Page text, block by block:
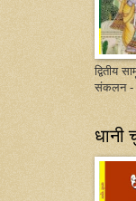
द्वितीय
संकलन -
धानी